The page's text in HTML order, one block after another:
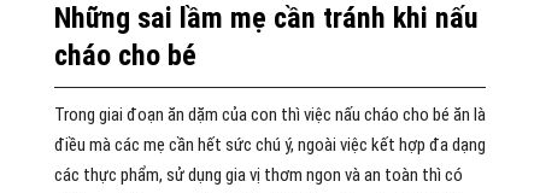
Những sai lầm mẹ cần tránh khi nấu
cháo cho bé
Trong giai đoạn ăn dặm của con thì việc nấu cháo cho bé ăn là
điều mà các mẹ cần hết sức chú ý, ngoài việc kết hợp đa dạng
các thực phẩm, sử dụng gia vị thơm ngon và an toàn thì có